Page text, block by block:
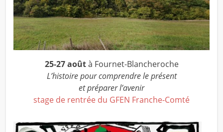
25-27 aoûtà Fournet-Blancheroche
L’histoire pour comprendre le présent
et préparer l’avenir
stage de rentrée du GFEN Franche-Comté